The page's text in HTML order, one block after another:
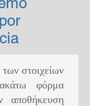
στοιχείων
φόρμα
αποθήκευση